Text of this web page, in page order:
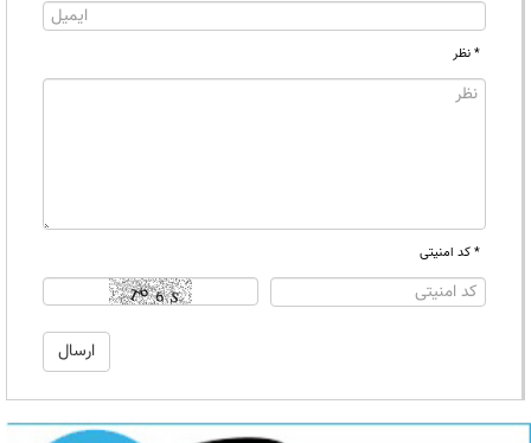
* نظر
* کد امنیتی